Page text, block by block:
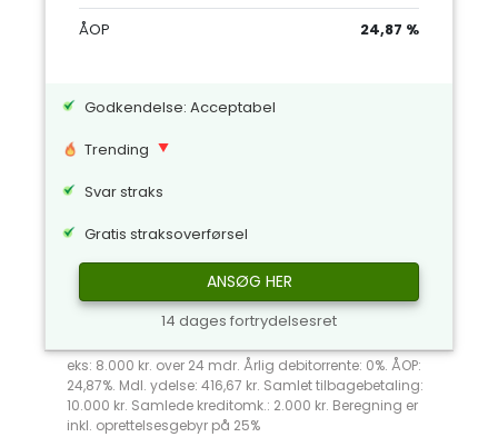
ÅOP
24,87 %
Godkendelse: Acceptabel
Trending
Svar straks
Gratis straksoverførsel
ANSØG HER
14 dages fortrydelsesret
eks: 8.000 kr. over 24 mdr. Årlig debitorrente: 0%. ÅOP:
24,87%. Mdl. ydelse: 416,67 kr. Samlet tilbagebetaling:
10.000 kr. Samlede kreditomk.: 2.000 kr. Beregning er
inkl. oprettelsesgebyr på 25%